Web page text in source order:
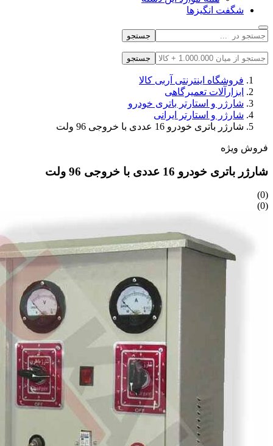
شگفت انگیزها
جستجو
جستجو
فروشگاه اینترنتی آربی کالا
ابزارآلات تعمیرگاهی
شارژر و استارتر باتری خودرو
شارژر و استارتر ایرانی
شارژر باتری خودرو 16 عددی با خروجی 96 ولت
فروش ویژه
شارژر باتری خودرو 16 عددی با خروجی 96 ولت
(0)
(0)